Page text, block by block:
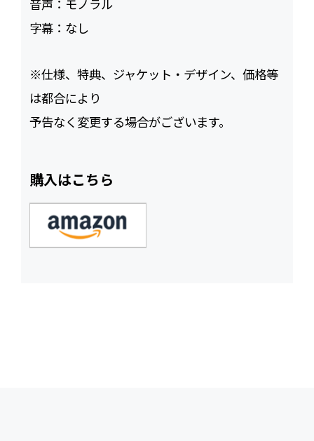
音声： モノラル
字幕： なし
※仕様、特典、ジャケット・デザイン、価格等
は都合により
予告なく変更する場合がございます。
購入はこちら